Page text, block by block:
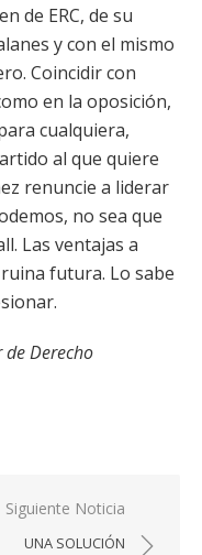
de ERC, de su
y con el mismo
Coincidir con
en la oposición,
cualquiera,
al que quiere
renuncie a liderar
no sea que
Las ventajas a
futura. Lo sabe
Derecho
Siguiente Noticia
UNA SOLUCIÓN